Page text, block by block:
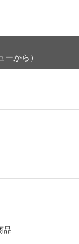
ーから）
品